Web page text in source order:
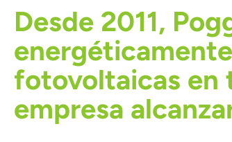
Desde 2011,
fotovoltaicas en
empresa